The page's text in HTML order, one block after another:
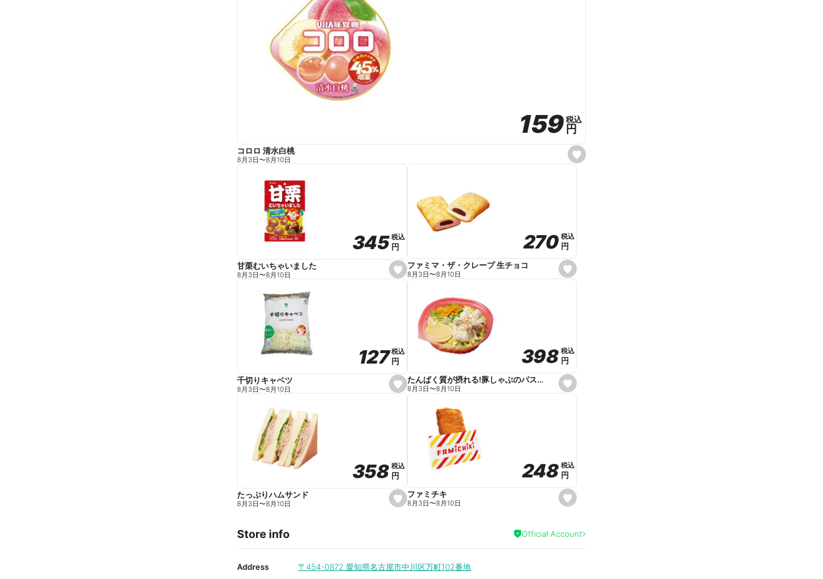
s
e
159
159税込
税込
円
円
コロロ 清水白桃
8月3日〜8月10日
s
e
e
345
345税込
税込
円
円
甘栗むいちゃいました
8月3日〜8月10日
s
e
e
270
270 税込
税込
円
円
ファミマ・ザ・クレープ 生チョコ
8月3日〜8月10日
s
e
e
127
127税込
税込
円
円
千切りキャベツ
8月3日〜8月10日
s
e
e
398
398 税込
税込
円
円
たんぱく質が摂れる!豚しゃぶのパスタサラダ
8月3日〜8月10日
s
e
i
t
358
358税込
税込
円
円
たっぷりハムサンド
8月3日〜8月10日
s
e
a
248
248 税込
税込
円
円
ファミチキ
8月3日〜8月10日
Store info Official Account
Address 〒454-0872 愛知県名古屋市中川区万町102番地